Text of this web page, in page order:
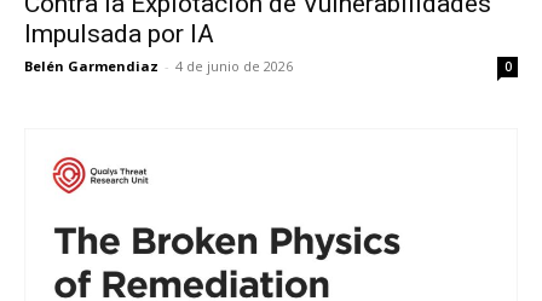
Impulsada por IA
Belén Garmendiaz - 4 de junio de 2026 0